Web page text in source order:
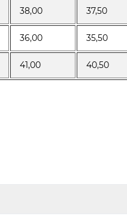
38,00 37,50
36,00 35,50
41,00 40,50